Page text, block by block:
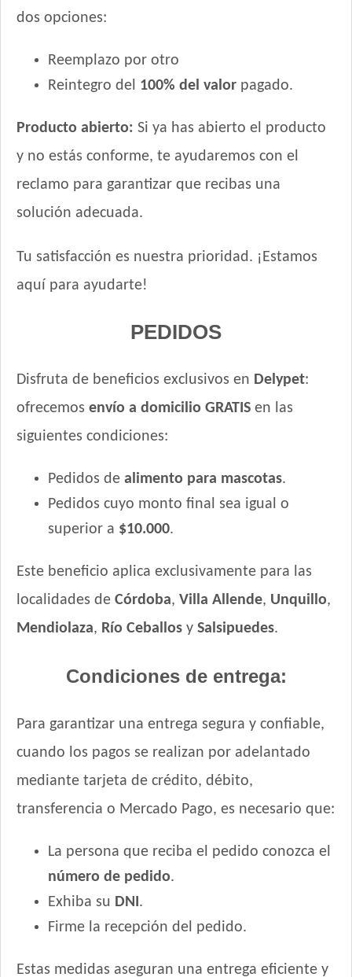
dos opciones:
Reemplazo por otro
Reintegro del 100% del valor pagado.
Producto abierto: Si ya has abierto el producto
y no estás conforme, te ayudaremos con el
reclamo para garantizar que recibas una
solución adecuada.
Tu satisfacción es nuestra prioridad. ¡Estamos
aquí para ayudarte!
PEDIDOS
Disfruta de beneficios exclusivos en Delypet:
ofrecemos envío a domicilio GRATIS en las
siguientes condiciones:
Pedidos de alimento para mascotas.
Pedidos cuyo monto final sea igual o
superior a $10.000.
Este beneficio aplica exclusivamente para las
localidades de Córdoba, Villa Allende, Unquillo,
Mendiolaza, Río Ceballos y Salsipuedes.
Condiciones de entrega:
Para garantizar una entrega segura y confiable,
cuando los pagos se realizan por adelantado
mediante tarjeta de crédito, débito,
transferencia o Mercado Pago, es necesario que:
La persona que reciba el pedido conozca el
número de pedido.
Exhiba su DNI.
Firme la recepción del pedido.
Estas medidas aseguran una entrega eficiente y